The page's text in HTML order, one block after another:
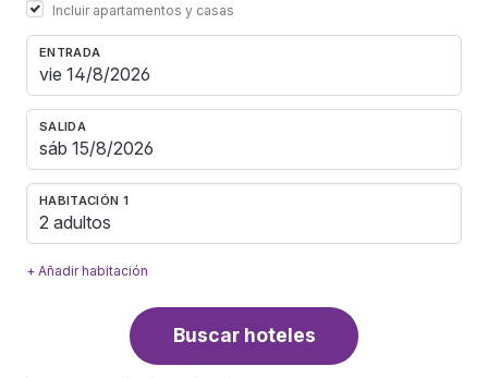
Incluir apartamentos y casas
ENTRADA
SALIDA
HABITACIÓN 1
2 adultos
+ Añadir habitación
Buscar hoteles